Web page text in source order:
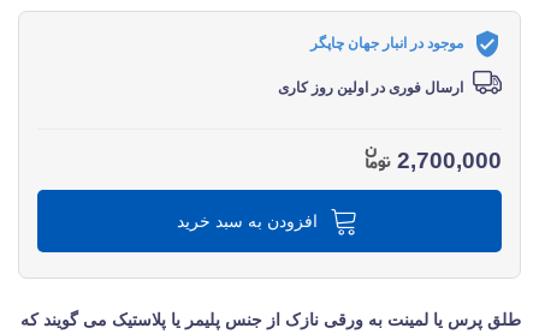
موجود در انبار جهان چاپگر
ارسال فوری در اولین روز کاری
2,700,000
افزودن به سبد خرید
طلق پرس یا لمینت به ورقی نازک از جنس پلیمر یا پلاستیک می گویند که